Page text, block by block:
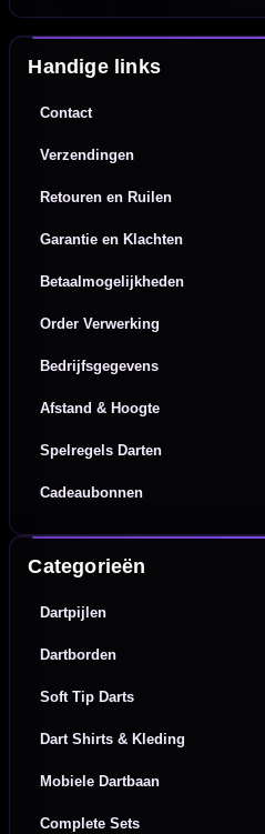
Handige links
Contact
Verzendingen
Retouren en Ruilen
Garantie en Klachten
Betaalmogelijkheden
Order Verwerking
Bedrijfsgegevens
Afstand & Hoogte
Spelregels Darten
Cadeaubonnen
Categorieën
Dartpijlen
Dartborden
Soft Tip Darts
Dart Shirts & Kleding
Mobiele Dartbaan
Complete Sets